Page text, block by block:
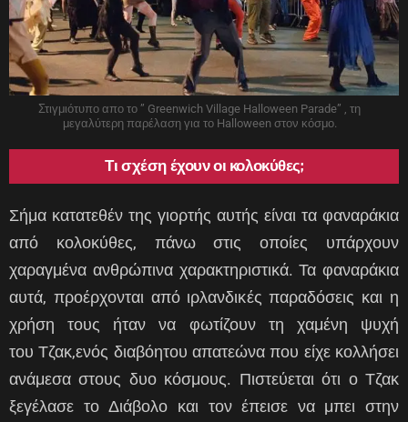
Στιγμιότυπο απο το ” Greenwich Village Halloween Parade” , τη
μεγαλύτερη παρέλαση για το Halloween στον κόσμο.
Τι σχέση έχουν οι κολοκύθες;
Σήμα κατατεθέν της γιορτής αυτής είναι τα φαναράκια
από κολοκύθες, πάνω στις οποίες υπάρχουν
χαραγμένα ανθρώπινα χαρακτηριστικά. Τα φαναράκια
αυτά, προέρχονται από ιρλανδικές παραδόσεις και η
χρήση τους ήταν να φωτίζουν τη χαμένη ψυχή
του Τζακ,ενός διαβόητου απατεώνα που είχε κολλήσει
ανάμεσα στους δυο κόσμους. Πιστεύεται ότι ο Τζακ
ξεγέλασε το Διάβολο και τον έπεισε να μπει στην